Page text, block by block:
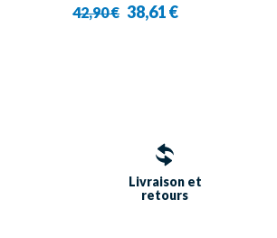
42,90 € 38,61 €
Livraison et
retours